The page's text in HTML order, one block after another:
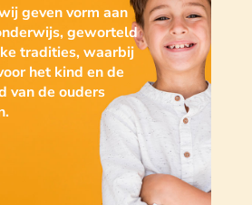
geven vorm aan
geworteld
tradities, waarbij
het kind en de
van de ouders